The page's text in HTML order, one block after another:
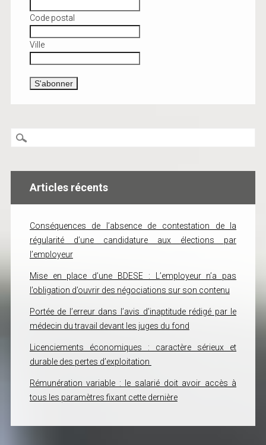
Code postal
Ville
Articles récents
Conséquences de l’absence de contestation de la
régularité d’une candidature aux élections par
l’employeur
Mise en place d’une BDESE : L’employeur n’a pas
l’obligation d’ouvrir des négociations sur son contenu
Portée de l’erreur dans l’avis d’inaptitude rédigé par le
médecin du travail devant les juges du fond
Licenciements économiques : caractère sérieux et
durable des pertes d’exploitation
Rémunération variable : le salarié doit avoir accès à
tous les paramètres fixant cette dernière